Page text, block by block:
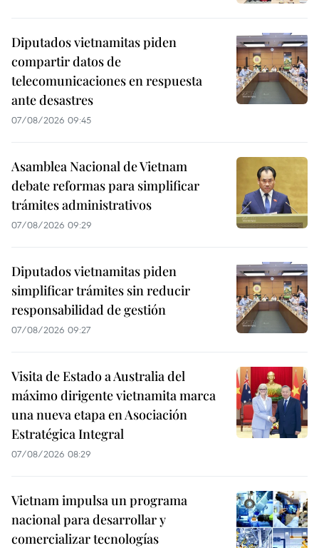
Diputados vietnamitas piden
compartir datos de
telecomunicaciones en respuesta
ante desastres
07/08/2026 09:45
Asamblea Nacional de Vietnam
debate reformas para simplificar
trámites administrativos
07/08/2026 09:29
Diputados vietnamitas piden
simplificar trámites sin reducir
responsabilidad de gestión
07/08/2026 09:27
Visita de Estado a Australia del
máximo dirigente vietnamita marca
una nueva etapa en Asociación
Estratégica Integral
07/08/2026 08:29
Vietnam impulsa un programa
nacional para desarrollar y
comercializar tecnologías